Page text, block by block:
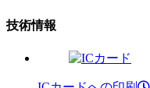
技術情報